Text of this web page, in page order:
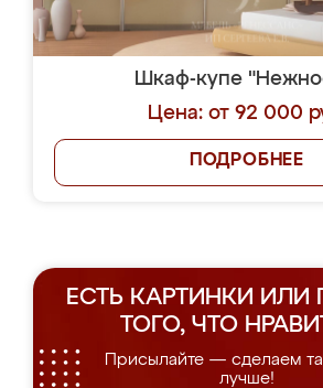
Шкаф-купе
Цена: от 92 000
ПОДРОБНЕЕ
ЕСТЬ КАРТИНКИ ИЛИ
ТОГО, ЧТО
Присылайте — сделаем
лучше!